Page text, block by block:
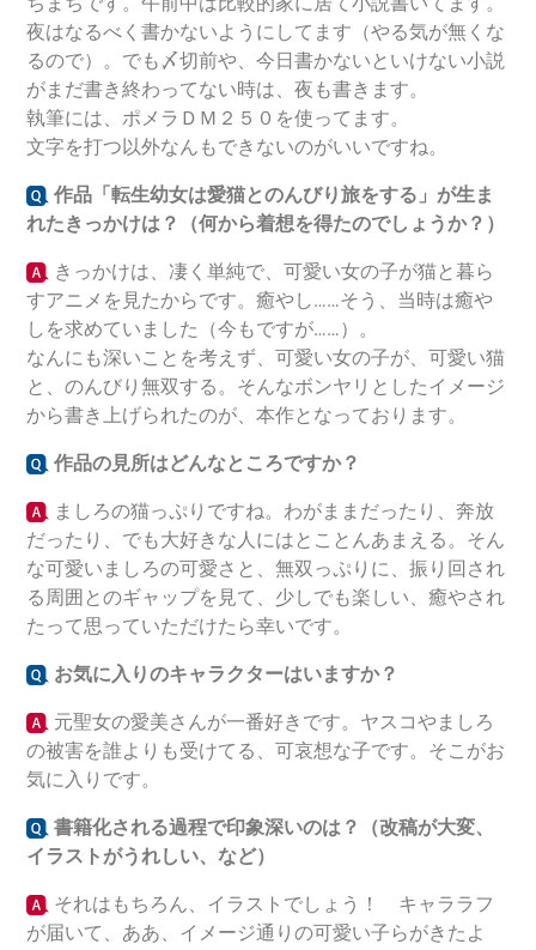
夜はなるべく書かないようにしてます（やる気が無くな
るので）。でも〆切前や、今日書かないといけない小説
がまだ書き終わってない時は、夜も書きます。
執筆には、ポメラＤＭ２５０を使ってます。
文字を打つ以外なんもできないのがいいですね。
作品「転生幼女は愛猫とのんびり旅をする 」が生ま
れたきっかけは？（何から着想を得たのでしょうか？）
きっかけは、凄く単純で、可愛い女の子が猫と暮ら
すアニメを見たからです。癒やし……そう、当時は癒や
しを求めていました（今もですが……）。
なんにも深いことを考えず、可愛い女の子が、可愛い猫
と、のんびり無双する。そんなボンヤリとしたイメージ
から書き上げられたのが、本作となっております。
作品の見所はどんなところですか？
ましろの猫っぷりですね。わがままだったり、奔放
だったり、でも大好きな人にはとことんあまえる。そん
な可愛いましろの可愛さと、無双っぷりに、振り回され
る周囲とのギャップを見て、少しでも楽しい、癒やされ
たって思っていただけたら幸いです。
お気に入りのキャラクターはいますか？
元聖女の愛美さんが一番好きです。ヤスコやましろ
の被害を誰よりも受けてる、可哀想な子です。そこがお
気に入りです。
書籍化される過程で印象深いのは？（改稿が大変、
イラストがうれしい、など）
それはもちろん、イラストでしょう！ キャララフ
が届いて、ああ、イメージ通りの可愛い子らがきたよ